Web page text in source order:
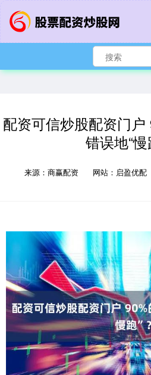
配资可信炒股配资门
错误地“慢
来源：商赢配资 网站：启盈优配